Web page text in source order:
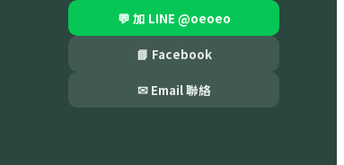
💬 加 LINE @oeoeo
📘 Facebook
✉ Email 聯絡